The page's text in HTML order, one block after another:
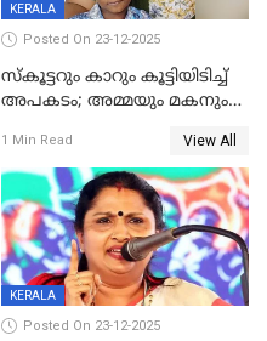
KERALA
Posted On 23-12-2025
സ്കൂട്ടറും കാറും കൂട്ടിയിടിച്ച്
അപകടം; അമ്മയും മകനും
ഗുരുതരാവസ്ഥയിൽ
1 Min Read View All
KERALA
Posted On 23-12-2025